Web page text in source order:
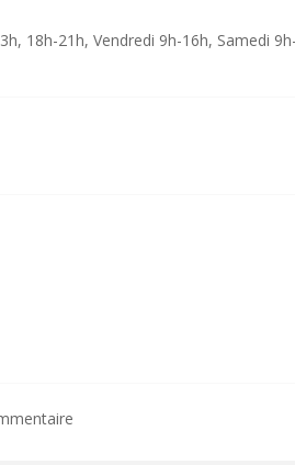
18h-21h, Vendredi 9h-16h, Samedi